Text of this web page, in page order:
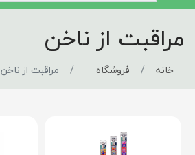
مراقبت از ناخن
خانه فروشگاه مراقبت از ناخن